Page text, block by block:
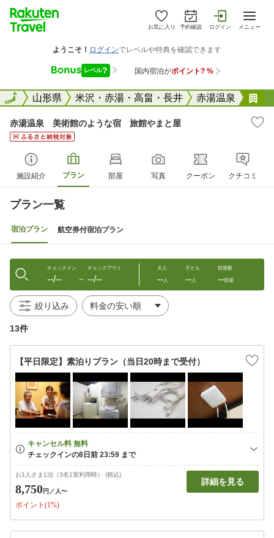
お気に入り 予約確認 ログイン メニュー
全国山形県 米沢・赤湯・高畠・長井 赤湯温泉
全国
赤湯温泉 美術館のような宿 旅館やまと屋
施設紹介 プラン 部屋 写真 クーポン クチコミ
プラン一覧
宿泊プラン 航空券付宿泊プラン
チェックイン
--/-- 〜
チェックアウト
--/--
大人
--人
子ども
--人
部屋数
--部屋
絞り込み
13件
【平日限定】素泊りプラン（当日20時まで受付）
お1人さま1泊（3名1室利用時） (税込)
8,750円 ／人〜
ポイント(1%)
詳細を見る